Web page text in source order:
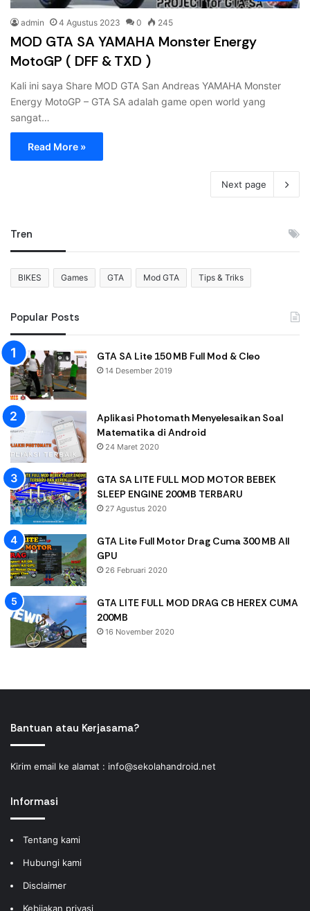
admin 4 Agustus 2023 0 245
MOD GTA SA YAMAHA Monster Energy
MotoGP ( DFF & TXD )
Kali ini saya Share MOD GTA San Andreas YAMAHA Monster
Energy MotoGP – GTA SA adalah game open world yang
sangat…
Read More »
Next page
Tren
BIKES Games GTA Mod GTA Tips & Triks
Popular Posts
GTA SA Lite 150 MB Full Mod & Cleo
14 Desember 2019
Aplikasi Photomath Menyelesaikan Soal
Matematika di Android
24 Maret 2020
GTA SA LITE FULL MOD MOTOR BEBEK
SLEEP ENGINE 200MB TERBARU
27 Agustus 2020
GTA Lite Full Motor Drag Cuma 300 MB All
GPU
26 Februari 2020
GTA LITE FULL MOD DRAG CB HEREX CUMA
200MB
16 November 2020
Bantuan atau Kerjasama?
Kirim email ke alamat : info@sekolahandroid.net
Informasi
Tentang kami
Hubungi kami
Disclaimer
Kebijakan privasi